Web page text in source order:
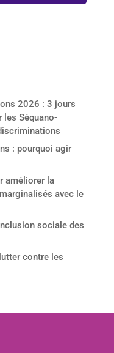
2026 : 3 jours
Séquano-
: pourquoi agir
améliorer la
avec le
sociale des
contre les